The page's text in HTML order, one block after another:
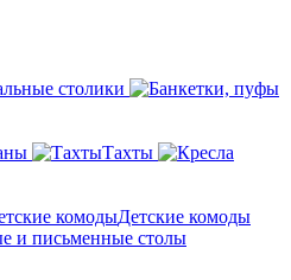
столики
Тахты
Детские комоды
и письменные столы